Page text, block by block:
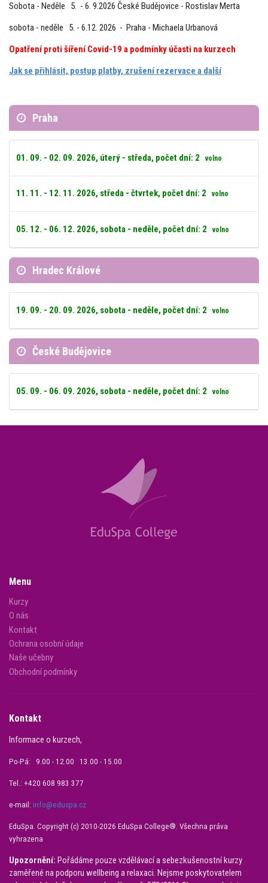
Sobota - Neděle 5. - 6. 9.2026 České Budějovice - Rostislav Merta
sobota - neděle 5. - 6.12. 2026 - Praha - Michaela Urbanová
Opatření proti šíření Covid-19 a podmínky účasti na kurzech
Jak se přihlásit, postup platby, zrušení rezervace a další
Praha
01. 09. - 02. 09. 2026, úterý - středa, počet dní: 2 volno
11. 11. - 12. 11. 2026, středa - čtvrtek, počet dní: 2 volno
05. 12. - 06. 12. 2026, sobota - neděle, počet dní: 2 volno
Hradec Králové
19. 09. - 20. 09. 2026, sobota - neděle, počet dní: 2 volno
České Budějovice
05. 09. - 06. 09. 2026, sobota - neděle, počet dní: 2 volno
Menu
Kurzy
O nás
Kontakt
Ochrana osobní údaje
Naše učebny
Obchodní podmínky
Kontakt
Informace o kurzech,
Po-Pá: 9.00 - 12.00 13.00 - 15.00
Tel.: +420 608 983 377
e-mail: info@eduspa.cz
EduSpa. Copyright (c) 2010-2026 EduSpa College®. Všechna práva
vyhrazena
Upozornění: Pořádáme pouze vzdělávací a sebezkušenostní kurzy
zaměřené na podporu wellbeing a relaxaci. Nejsme poskytovatelem